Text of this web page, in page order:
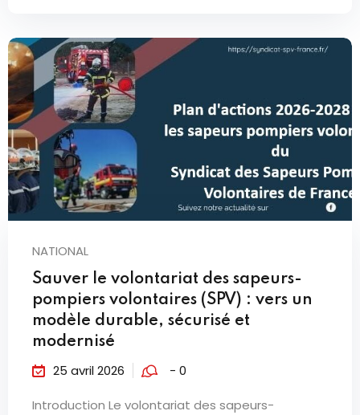
NATIONAL
Sauver le volontariat des sapeurs-
pompiers volontaires (SPV) : vers un
modèle durable, sécurisé et
modernisé
25 avril 2026 - 0
Introduction Le volontariat des sapeurs-